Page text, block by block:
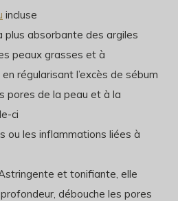
incluse
plus absorbante des argiles
peaux grasses et à
régularisant l’excès de sébum
pores de la peau et à la
ci
ou les inflammations liées à
et tonifiante, elle
débouche les pores